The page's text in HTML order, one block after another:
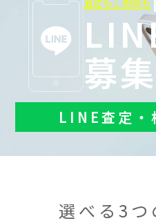
募
LINE査定・
選べる3つ